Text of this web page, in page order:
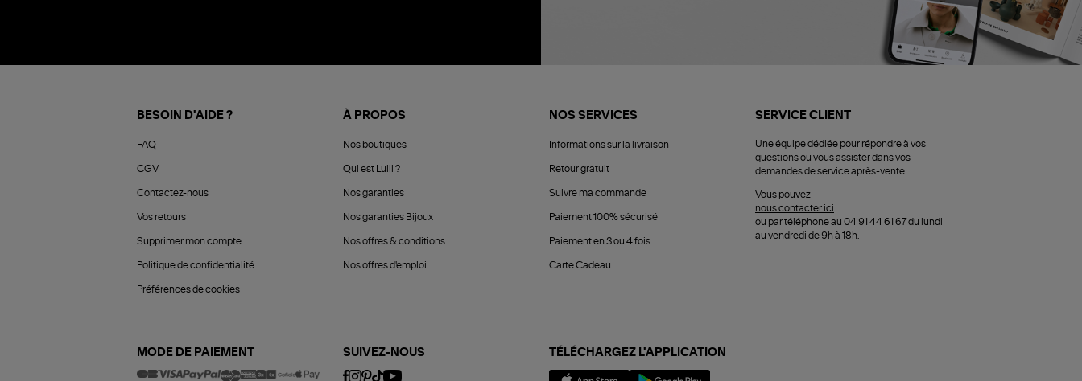
BESOIN D'AIDE ?
FAQ
CGV
Contactez-nous
Vos retours
Supprimer mon compte
Politique de confidentialité
Préférences de cookies
À PROPOS
Nos boutiques
Qui est Lulli ?
Nos garanties
Nos garanties Bijoux
Nos offres & conditions
Nos offres d'emploi
NOS SERVICES
Informations sur la livraison
Retour gratuit
Suivre ma commande
Paiement 100% sécurisé
Paiement en 3 ou 4 fois
Carte Cadeau
SERVICE CLIENT
Une équipe dédiée pour répondre à vos
questions ou vous assister dans vos
demandes de service après-vente.
Vous pouvez
nous contacter ici
ou par téléphone au 04 91 44 61 67 du lundi
au vendredi de 9h à 18h.
MODE DE PAIEMENT SUIVEZ-NOUS TÉLÉCHARGEZ L'APPLICATION